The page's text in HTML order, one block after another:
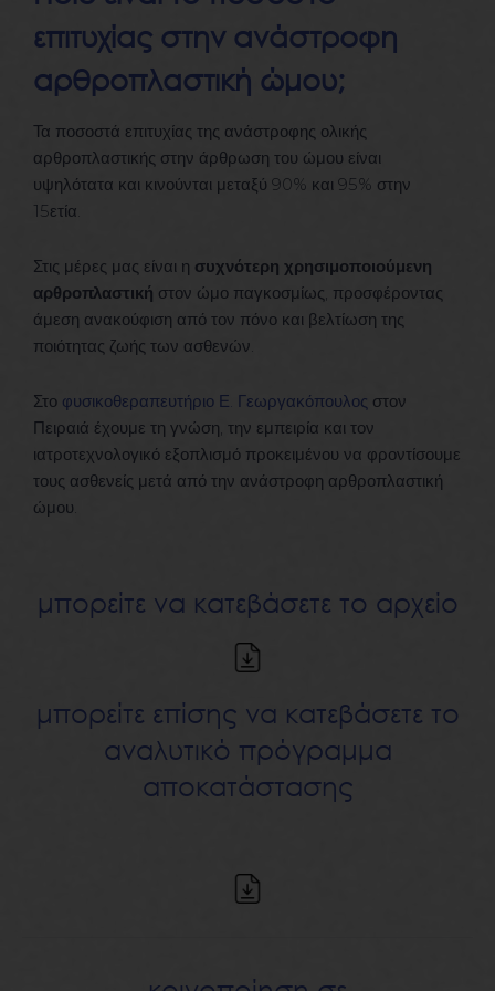
επιτυχίας στην ανάστροφη
αρθροπλαστική ώμου;
Τα ποσοστά επιτυχίας της ανάστροφης ολικής
αρθροπλαστικής στην άρθρωση του ώμου είναι
υψηλότατα και κινούνται μεταξύ 90% και 95% στην
15ετία.
Στις μέρες μας είναι η συχνότερη χρησιμοποιούμενη
αρθροπλαστική στον ώμο παγκοσμίως, προσφέροντας
άμεση ανακούφιση από τον πόνο και βελτίωση της
ποιότητας ζωής των ασθενών.
Στο φυσικοθεραπευτήριο Ε. Γεωργακόπουλος στον
Πειραιά έχουμε τη γνώση, την εμπειρία και τον
ιατροτεχνολογικό εξοπλισμό προκειμένου να φροντίσουμε
τους ασθενείς μετά από την ανάστροφη αρθροπλαστική
ώμου.
μπορείτε να κατεβάσετε το αρχείο
μπορείτε επίσης να κατεβάσετε το
αναλυτικό πρόγραμμα
αποκατάστασης